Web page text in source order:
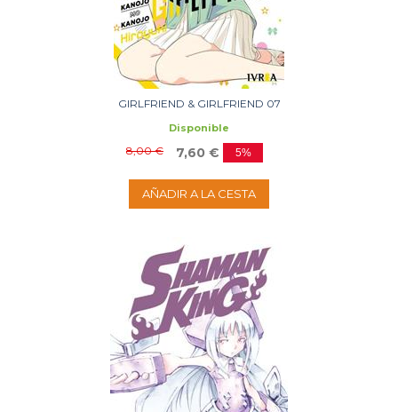
GIRLFRIEND & GIRLFRIEND 07
Disponible
8,00 € 7,60 € 5%
AÑADIR A LA CESTA